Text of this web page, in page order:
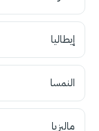
إيطاليا
النمسا
ماليزيا